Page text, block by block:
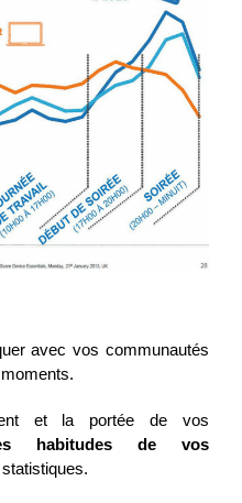
avec vos communautés
et la portée de vos
habitudes de vos